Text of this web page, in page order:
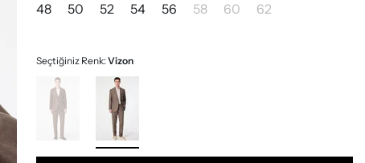
48 50 52 54 56 58 60 62
Seçtiğiniz Renk:Vizon